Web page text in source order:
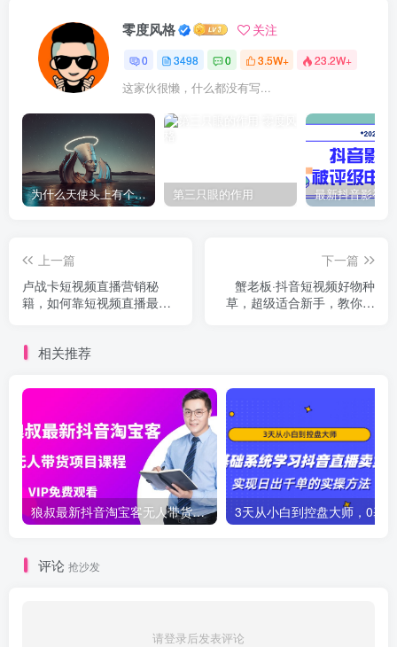
零度风格 关注
0 3498 0 3.5W+ 23.2W+
这家伙很懒，什么都没有写...
为什么天使头上有个圈？ 第三只眼的作用
上一篇
卢战卡短视频直播营销秘
籍，如何靠短视频直播最大
下一篇
蟹老板·抖音短视频好物种
草，超级适合新手，教你在
相关推荐
狼叔最新抖音淘宝客无人带货项目课程
评论 抢沙发
请登录后发表评论